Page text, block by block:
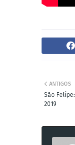
ANTIGOS
São
2019